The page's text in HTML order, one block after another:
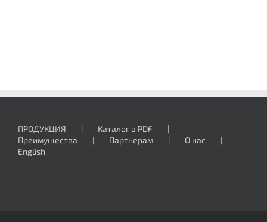
ПРОДУКЦИЯ
Каталог в PDF
Преимущества
Партнерам
О нас
English